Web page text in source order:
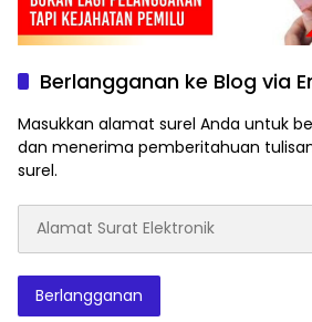
Berlangganan ke Blog via
Masukkan alamat surel Anda untuk
dan menerima pemberitahuan
surel.
Surat
Elektronik
Berlangganan